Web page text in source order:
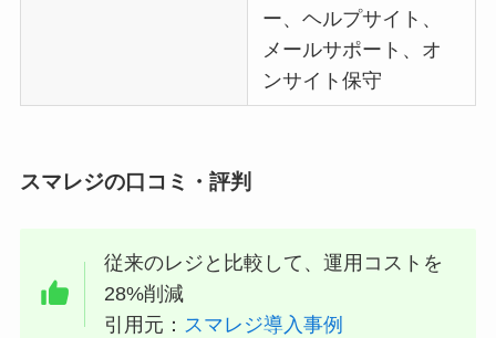
ー、ヘルプサイト、
メールサポート、オ
ンサイト保守
スマレジの口コミ・評判
従来のレジと比較して、運用コストを
28%削減
引用元： スマレジ導入事例